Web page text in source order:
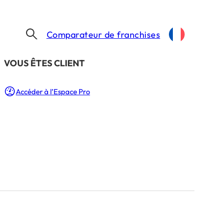
​VOUS ÊTES CLIENT
Accéder à l’Espace Pro
Comparateur de franchises
: par où